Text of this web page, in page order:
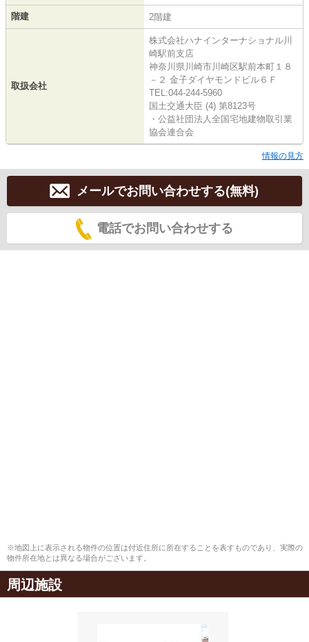
階建 2階建
取扱会社
株式会社ハナインターナショナル川
崎駅前支店
神奈川県川崎市川崎区駅前本町１８
－２ 金子ダイヤモンドビル６Ｆ
TEL:044-244-5960
国土交通大臣 (4) 第8123号
・公益社団法人全国宅地建物取引業
協会連合会
情報の見方
メールでお問い合わせする(無料)
電話でお問い合わせする
※地図上に表示される物件の位置は付近住所に所在することを表すものであり、実際の
物件所在地とは異なる場合がございます。
周辺施設